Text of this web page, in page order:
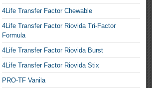
4Life Transfer Factor Chewable
4Life Transfer Factor Riovida Tri-Factor
Formula
4Life Transfer Factor Riovida Burst
4Life Transfer Factor Riovida Stix
PRO-TF Vanila